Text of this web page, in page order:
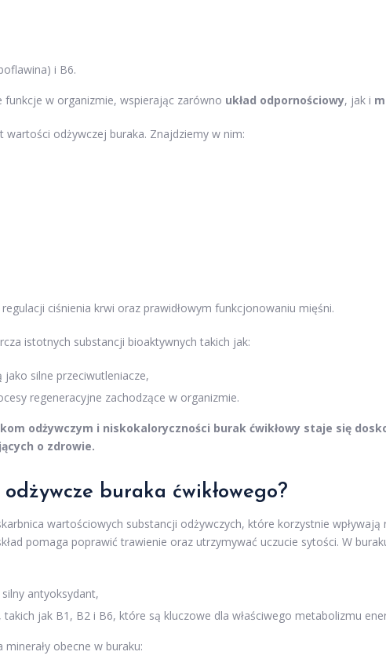
i B6.
funkcje w organizmie, wspierając zarówno układ odpornościowy, jak i
wartości odżywczej buraka. Znajdziemy w nim:
ciśnienia krwi oraz prawidłowym funkcjonowaniu mięśni.
istotnych substancji bioaktywnych takich jak:
jako silne przeciwutleniacze,
regeneracyjne zachodzące w organizmie.
odżywczym i niskokaloryczności burak ćwikłowy staje się
o zdrowie.
buraka ćwikłowego?
wartościowych substancji odżywczych, które korzystnie wpływają
pomaga poprawić trawienie oraz utrzymywać uczucie sytości. W
antyoksydant,
, takich jak B1, B2 i B6, które są kluczowe dla właściwego metabolizmu
obecne w buraku: